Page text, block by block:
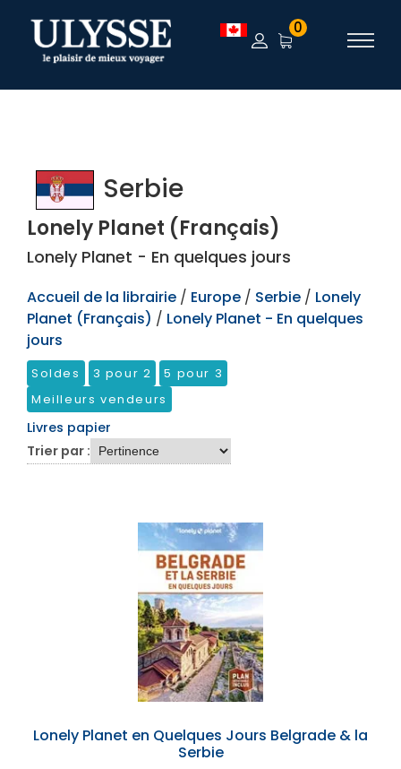
TEST 0
Serbie
Lonely Planet (Français)
Lonely Planet - En quelques jours
Accueil de la librairie / Europe / Serbie / Lonely
Planet (Français) / Lonely Planet - En quelques
jours
Soldes 3 pour 2
5 pour 3
Meilleurs vendeurs
Livres papier
Trier par :
Lonely Planet en Quelques Jours Belgrade & la
Serbie